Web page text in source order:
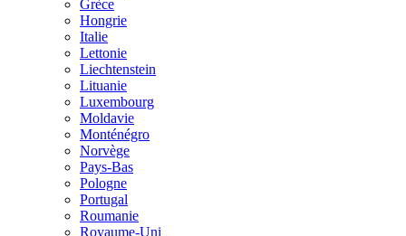
Grèce
Hongrie
Italie
Lettonie
Liechtenstein
Lituanie
Luxembourg
Moldavie
Monténégro
Norvège
Pays-Bas
Pologne
Portugal
Roumanie
Royaume-Uni